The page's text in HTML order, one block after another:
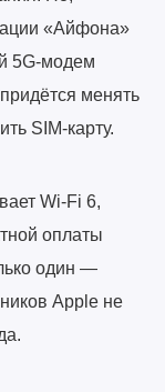
«Айфона»
5G-модем
менять
SIM-карту.
Wi-Fi 6,
оплаты
один —
Apple не